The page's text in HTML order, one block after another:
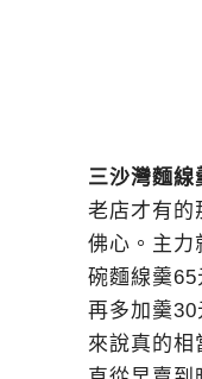
三沙灣麵線
老店才有的
佛心。主力
碗麵線羹
再多加羹
來說真的相